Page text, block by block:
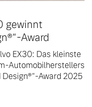
gewinnt
Award
EX30: Das kleinste
Automobilherstellers
Award 2025